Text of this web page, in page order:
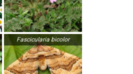
Fascicularia bicolor